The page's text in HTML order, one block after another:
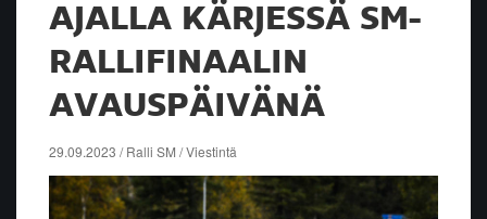
AJALLA KÄRJESSÄ SM-
RALLIFINAALIN
AVAUSPÄIVÄNÄ
29.09.2023 / Ralli SM / Viestintä